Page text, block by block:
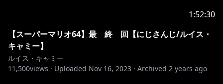
1:52:30
【スーパーマリオ64】最 終 回【にじさんじ/ルイス・
キャミー】
ルイス・キャミー
11,500views · Uploaded Nov 16, 2023 · Archived 2 years ago